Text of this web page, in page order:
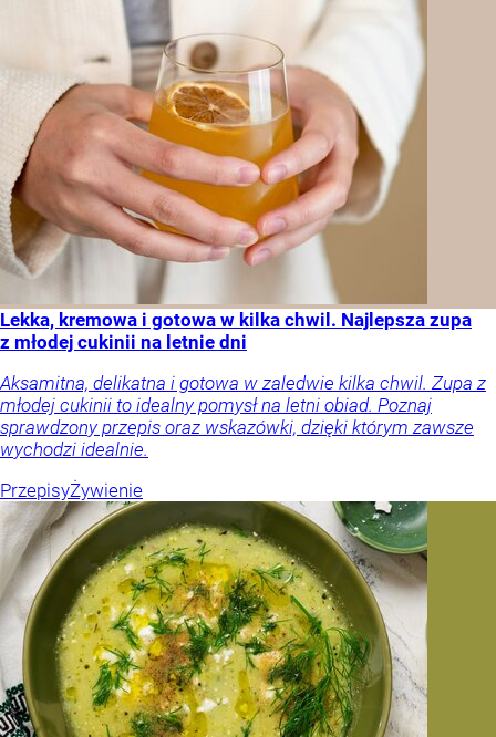
Lekka, kremowa i gotowa w kilka chwil. Najlepsza zupa
z młodej cukinii na letnie dni
Aksamitna, delikatna i gotowa w zaledwie kilka chwil. Zupa z
młodej cukinii to idealny pomysł na letni obiad. Poznaj
sprawdzony przepis oraz wskazówki, dzięki którym zawsze
wychodzi idealnie.
PrzepisyŻywienie